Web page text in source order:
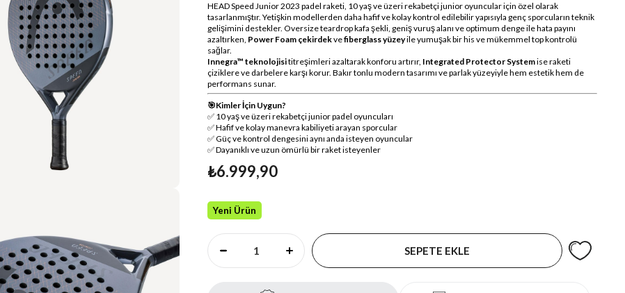
HEAD Speed Junior 2023 padel raketi, 10 yaş ve üzeri rekabetçi junior oyuncular için özel olarak
tasarlanmıştır. Yetişkin modellerden daha hafif ve kolay kontrol edilebilir yapısıyla genç sporcuların teknik
gelişimini destekler. Oversize teardrop kafa şekli, geniş vuruş alanı ve optimum denge ile hata payını
azaltırken, Power Foam çekirdekvefiberglass yüzeyile yumuşak bir his ve mükemmel top kontrolü
sağlar.
Innegra™ teknolojisititreşimleri azaltarak konforu artırır, Integrated Protector Systemise raketi
çiziklere ve darbelere karşı korur. Bakır tonlu modern tasarımı ve parlak yüzeyiyle hem estetik hem de
performans sunar.
🎯Kimler İçin Uygun?
✅ 10 yaş ve üzeri rekabetçi junior padel oyuncuları
✅ Hafif ve kolay manevra kabiliyeti arayan sporcular
✅ Güç ve kontrol dengesini aynı anda isteyen oyuncular
✅ Dayanıklı ve uzun ömürlü bir raket isteyenler
₺6.999,90
Yeni Ürün